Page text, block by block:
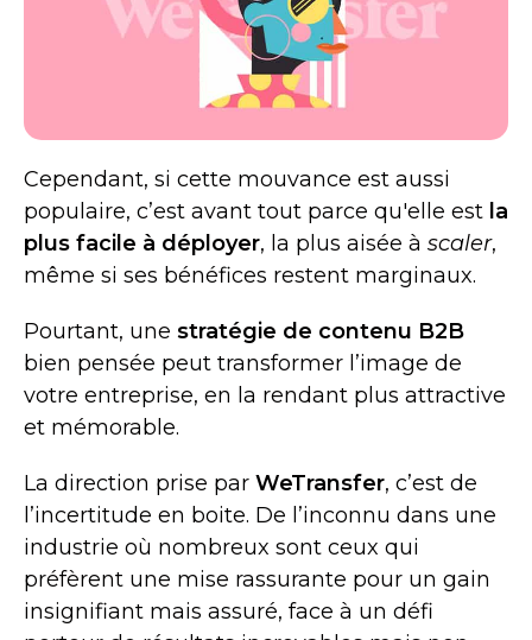
Cependant, si cette mouvance est aussi
populaire, c’est avant tout parce qu'elle est la
plus facile à déployer, la plus aisée à scaler,
même si ses bénéfices restent marginaux.
Pourtant, une stratégie de contenu B2B
bien pensée peut transformer l’image de
votre entreprise, en la rendant plus attractive
et mémorable.
La direction prise par WeTransfer, c’est de
l’incertitude en boite. De l’inconnu dans une
industrie où nombreux sont ceux qui
préfèrent une mise rassurante pour un gain
insignifiant mais assuré, face à un défi